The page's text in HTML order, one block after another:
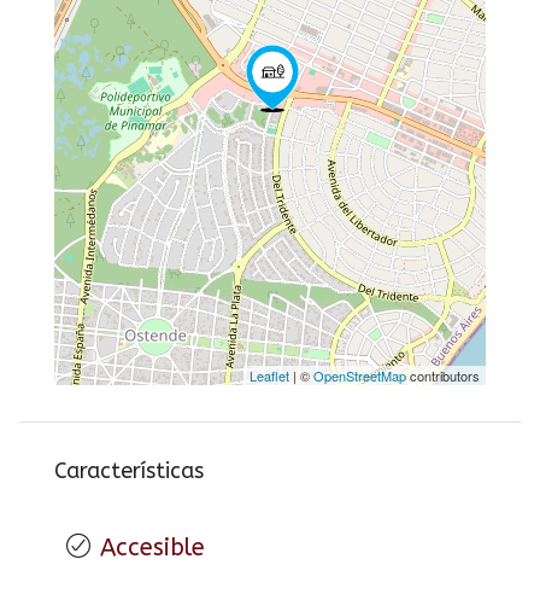
Leaflet | ©OpenStreetMapcontributors
Características
Accesible